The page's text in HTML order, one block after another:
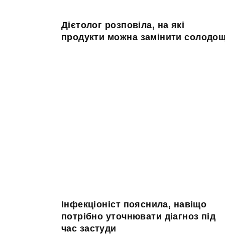
Дієтолог розповіла, на які
продукти можна замінити
Інфекціоніст пояснила, навіщо
потрібно уточнювати діагноз під
час застуди